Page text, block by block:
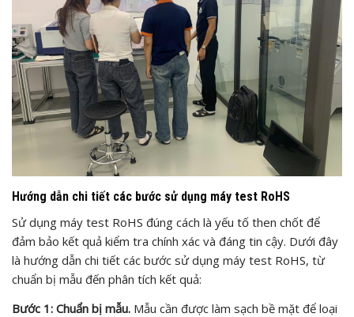
Hướng dẫn chi tiết các bước sử dụng máy test RoHS
Sử dụng máy test RoHS đúng cách là yếu tố then chốt để
đảm bảo kết quả kiểm tra chính xác và đáng tin cậy. Dưới đây
là hướng dẫn chi tiết các bước sử dụng máy test RoHS, từ
chuẩn bị mẫu đến phân tích kết quả:
Bước 1: Chuẩn bị mẫu. Mẫu cần được làm sạch bề mặt để loại